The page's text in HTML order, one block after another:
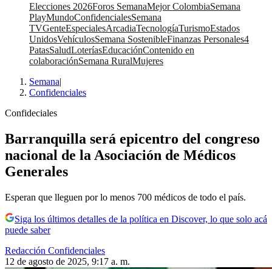
Elecciones 2026Foros SemanaMejor ColombiaSemana
PlayMundoConfidencialesSemana
TVGenteEspecialesArcadiaTecnologíaTurismoEstados
UnidosVehículosSemana SostenibleFinanzas Personales4
PatasSaludLoteríasEducaciónContenido en
colaboraciónSemana RuralMujeres
Semana|
Confidenciales
Confideciales
Barranquilla será epicentro del congreso
nacional de la Asociación de Médicos
Generales
Esperan que lleguen por lo menos 700 médicos de todo el país.
Siga los últimos detalles de la política en Discover, lo que solo acá
puede saber
Redacción Confidenciales
12 de agosto de 2025, 9:17 a. m.